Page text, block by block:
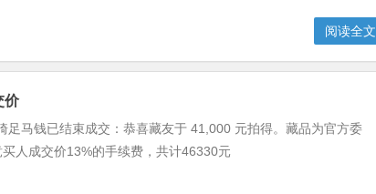
阅读全文
价
足马钱已结束成交：恭喜藏友于 41,000 元拍得。藏品为官方委
人成交价13%的手续费，共计46330元